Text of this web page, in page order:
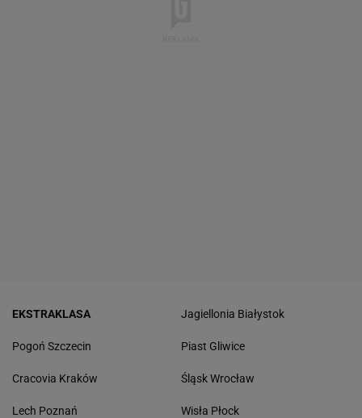
EKSTRAKLASA
Pogoń Szczecin
Cracovia Kraków
Lech Poznań
Jagiellonia Białystok
Piast Gliwice
Śląsk Wrocław
Wisła Płock